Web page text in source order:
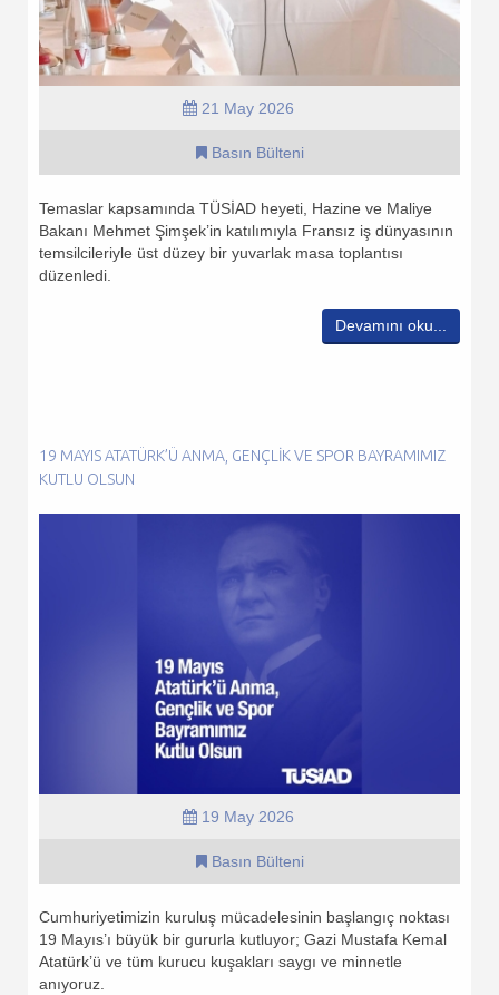
21 May 2026
Basın Bülteni
Temaslar kapsamında TÜSİAD heyeti, Hazine ve Maliye
Bakanı Mehmet Şimşek’in katılımıyla Fransız iş dünyasının
temsilcileriyle üst düzey bir yuvarlak masa toplantısı
düzenledi.
Devamını oku...
19 MAYIS ATATÜRK’Ü ANMA, GENÇLIK VE SPOR BAYRAMIMIZ
KUTLU OLSUN
19 May 2026
Basın Bülteni
Cumhuriyetimizin kuruluş mücadelesinin başlangıç noktası
19 Mayıs’ı büyük bir gururla kutluyor; Gazi Mustafa Kemal
Atatürk’ü ve tüm kurucu kuşakları saygı ve minnetle
anıyoruz.